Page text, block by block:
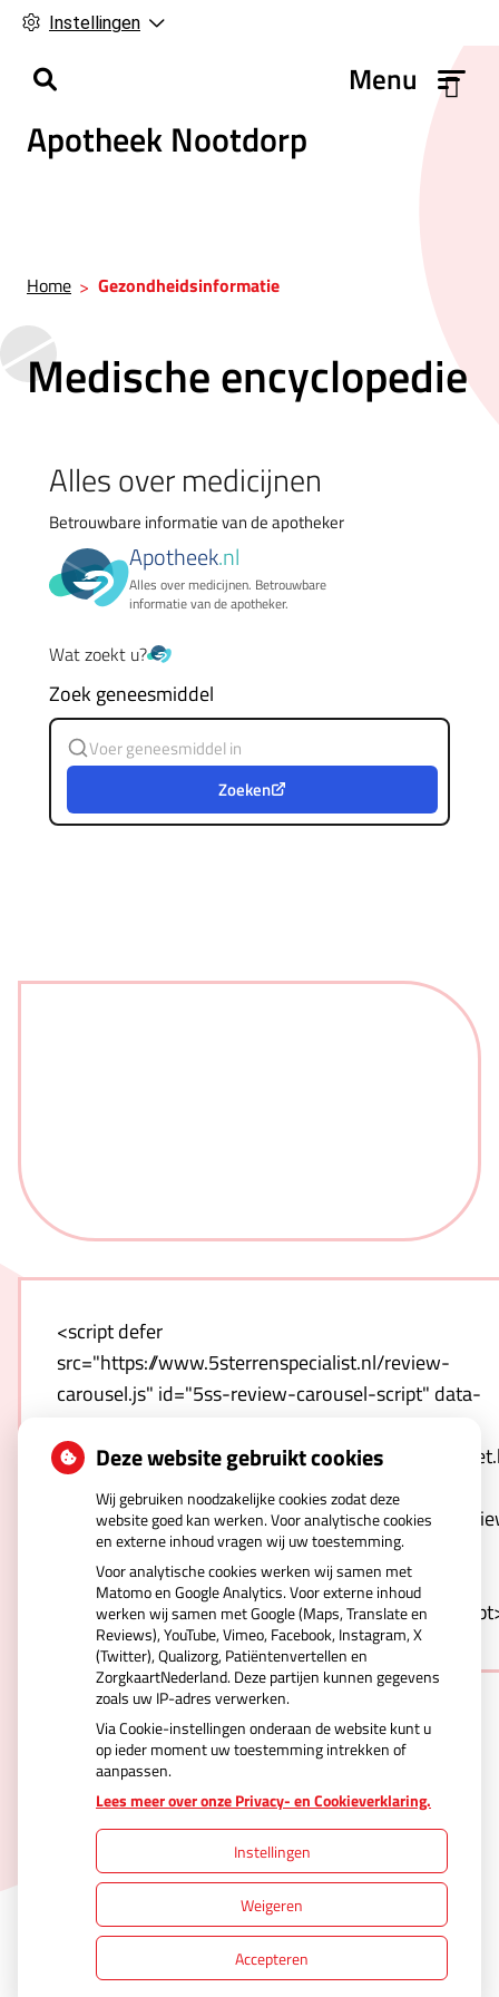
Instellingen
Apotheek Nootdorp
o
f
n
Menu
Home Gezondheidsinformatie
Medische encyclopedie
Alles over medicijnen
Betrouwbare informatie van de apotheker
Apotheek.nl
Alles over medicijnen. Betrouwbare
informatie van de apotheker.
Wat zoekt u?
Zoek geneesmiddel
Zoeken
<script defer
src="https://www.5sterrenspecialist.nl/review-
carousel.js" id="5ss-review-carousel-script" data-
template="https://www.5sterrenspecialist.nl/
hash=qnwZULNO1T-
carousel&webshop-or-
regular=regular&orientation=portrait&logo-
color=blue&background=white&border=1"></
Uw Zorg Online|Beheer
|Cookie-instellingen
Voorwaarden
Deze website gebruikt cookies
Wij gebruiken noodzakelijke cookies zodat deze
website goed kan werken. Voor analytische cookies
en externe inhoud vragen wij uw toestemming.
Voor analytische cookies werken wij samen met
Matomo en Google Analytics. Voor externe inhoud
werken wij samen met Google (Maps, Translate en
Reviews), YouTube, Vimeo, Facebook, Instagram, X
(Twitter), Qualizorg, Patiëntenvertellen en
ZorgkaartNederland. Deze partijen kunnen gegevens
zoals uw IP-adres verwerken.
Via Cookie-instellingen onderaan de website kunt u
op ieder moment uw toestemming intrekken of
aanpassen.
Lees meer over onze Privacy- en Cookieverklaring.
Instellingen
Weigeren
Accepteren